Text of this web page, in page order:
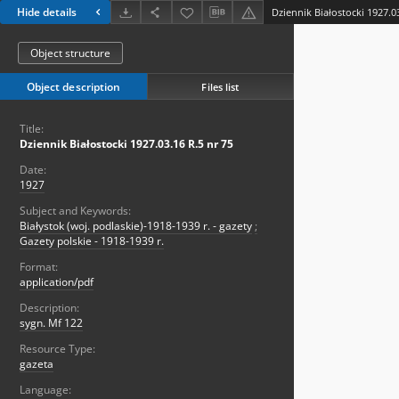
Hide details Dziennik Białostocki
Object structure
Object description Files list
Title:
Dziennik Białostocki 1927.03.16 R.5 nr 75
Date:
1927
Subject and Keywords:
Białystok (woj. podlaskie)-1918-1939 r. - gazety ;
Gazety polskie - 1918-1939 r.
Format:
application/pdf
Description:
sygn. Mf 122
Resource Type:
gazeta
Language: